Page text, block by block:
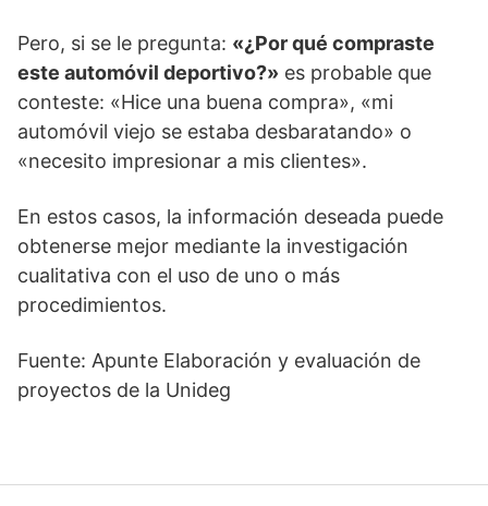
Pero, si se le pregunta: «¿Por qué compraste
este automóvil deportivo?» es probable que
conteste: «Hice una buena compra», «mi
automóvil viejo se estaba desbaratando» o
«necesito impresionar a mis clientes».
En estos casos, la información deseada puede
obtenerse mejor mediante la investigación
cualitativa con el uso de uno o más
procedimientos.
Fuente: Apunte Elaboración y evaluación de
proyectos de la Unideg